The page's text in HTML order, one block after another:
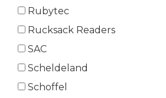
Rubytec
Rucksack Readers
SAC
Scheldeland
Schoffel